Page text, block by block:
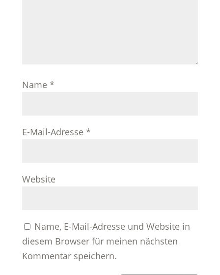
Name *
E-Mail-Adresse *
Website
Name, E-Mail-Adresse und Website in
diesem Browser für meinen nächsten
Kommentar speichern.